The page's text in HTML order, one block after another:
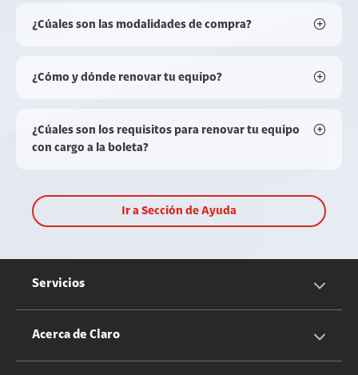
¿Cúales son las modalidades de compra?
¿Cómo y dónde renovar tu equipo?
¿Cúales son los requisitos para renovar tu equipo
con cargo a la boleta?
Ir a Sección de Ayuda
Servicios
Servicios Móviles
Acerca de Claro